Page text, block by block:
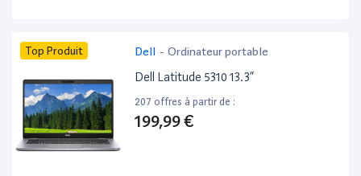
Top Produit Dell - Ordinateur portable
Dell Latitude 5310 13.3”
207 offres à partir de :
199,99 €